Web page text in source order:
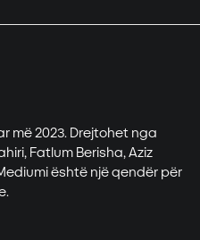
më 2023. Drejtohet nga
Fatlum Berisha, Aziz
është një qendër për